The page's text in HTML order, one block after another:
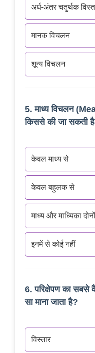
अर्ध-अंतर चतुर्थक
मानक विचलन
शून्य विचलन
5. माध्य विचलन
किससे की जा सकती
केवल माध्य से
केवल बहुलक से
माध्य और माध्यिका
इनमें से कोई नहीं
6. परिक्षेपण का सबसे
सा माना जाता है?
विस्तार